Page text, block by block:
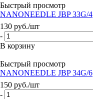
Быстрый просмотр
NANONEEDLE JBP 33G/4
130 руб./шт
-
В корзину
Быстрый просмотр
NANONEEDLE JBP 34G/6
150 руб./шт
-